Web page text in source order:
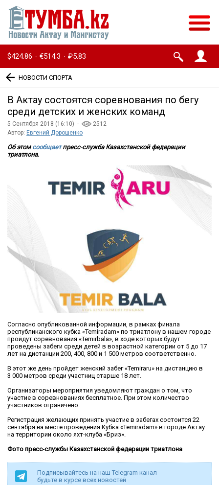
$424.86 · €514.3 · ₽5.83
НОВОСТИ СПОРТА
В Актау состоятся соревнования по бегу
среди детских и женских команд
5 Сентября 2018 (16:10) ·
2512
Автор: Евгений Дорошенко
Об этом сообщаетпресс-служба Казахстанской федерации
триатлона.
Согласно опубликованной информации, в рамках финала
республиканского кубка «Temiradam» по триатлону в нашем городе
пройдут соревнования «Temirbala», в ходе которых будут
проведены забеги среди детей в возрастной категории от 5 до 17
лет на дистанции 200, 400, 800 и 1 500 метров соответственно.
В этот же день пройдет женский забег «Temiraru» на дистанцию в
3 000 метров среди участниц старше 18 лет.
Организаторы мероприятия уведомляют граждан о том, что
участие в соревнованиях бесплатное. При этом количество
участников ограничено.
Регистрация желающих принять участие в забегах состоится 22
сентября на месте проведения Кубка «Temiradam» в городе Актау
на территории около яхт-клуба «Бриз».
Фото пресс-службы Казахстанской федерации триатлона
Подписывайтесь на наш Telegram канал -
будьте в курсе всех новостей